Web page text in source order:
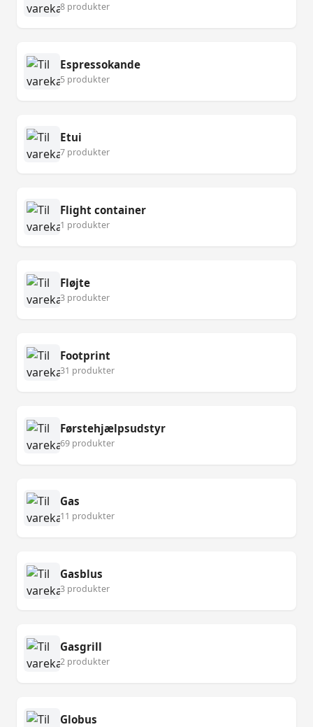
8 produkter
Espressokande
5 produkter
Etui
7 produkter
Flight container
1 produkter
Fløjte
3 produkter
Footprint
31 produkter
Førstehjælpsudstyr
69 produkter
Gas
11 produkter
Gasblus
3 produkter
Gasgrill
2 produkter
Globus